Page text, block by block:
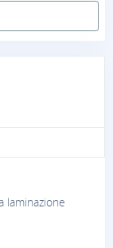
laminazione